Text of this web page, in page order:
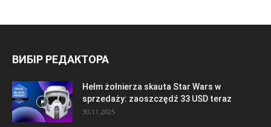
ВИБІР РЕДАКТОРА
Hełm żołnierza skauta Star Wars w
sprzedaży: zaoszczędź 33 USD teraz
30.11.2025